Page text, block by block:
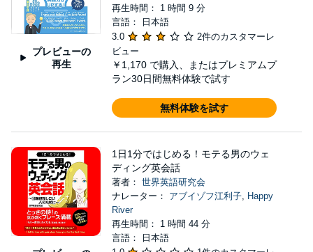
プレビューの
再生
再生時間： 1 時間 9 分
言語： 日本語
3.0
2件のカスタマーレ
ビュー
￥1,170 で購入、またはプレミアムプ
ラン30日間無料体験で試す
無料体験を試す
1日1分ではじめる！モテる男のウェ
ディング英会話
著者： 世界英語研究会
ナレーター： アブイゾフ江利子, Happy
River
再生時間： 1 時間 44 分
言語： 日本語